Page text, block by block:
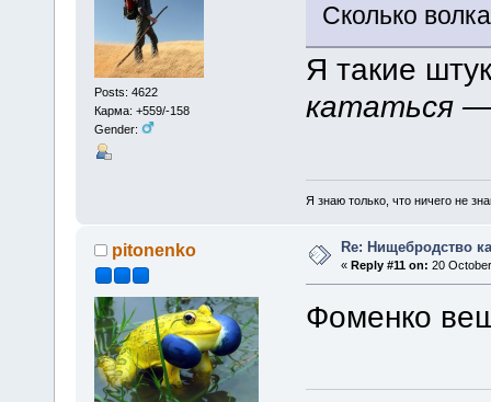
Posts: 4622
Карма: +559/-158
Gender:
Сколько
Я такие
кататься —
Я знаю только, что ничего не
pitonenko Re: Нищебродство
«Reply #11 on: 20
Фоменко